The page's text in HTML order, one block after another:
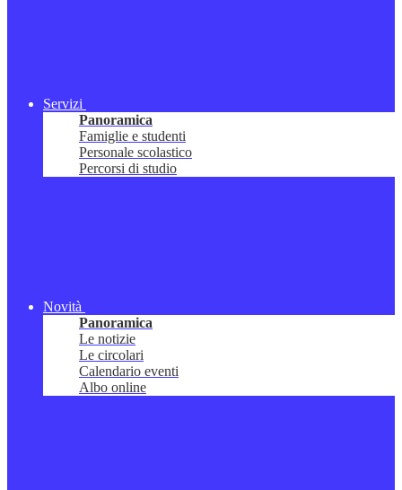
Servizi
Panoramica
Famiglie e studenti
Personale scolastico
Percorsi di studio
Novità
Panoramica
Le notizie
Le circolari
Calendario eventi
Albo online